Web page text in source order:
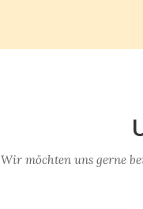
Wir möchten uns gerne